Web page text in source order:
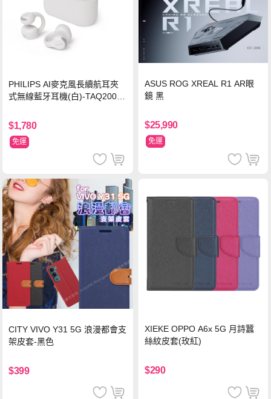
PHILIPS AI麥克風長續航耳夾
式無線藍牙耳機(白)-TAQ2000
$1,780
免運
ASUS ROG XREAL R1 AR眼
鏡 黑
$25,990
免運
CITY VIVO Y31 5G 浪漫都會支
架皮套-黑色
$399
XIEKE OPPO A6x 5G 月詩蠶
絲紋皮套(玫紅)
$290